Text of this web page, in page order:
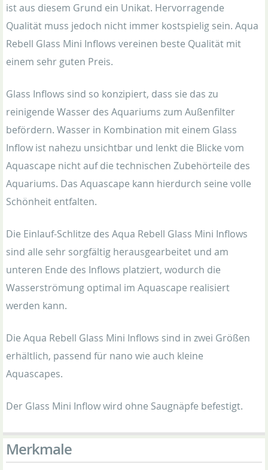
ist aus diesem Grund ein Unikat. Hervorragende
Qualität muss jedoch nicht immer kostspielig sein. Aqua
Rebell Glass Mini Inflows vereinen beste Qualität mit
einem sehr guten Preis.
Glass Inflows sind so konzipiert, dass sie das zu
reinigende Wasser des Aquariums zum Außenfilter
befördern. Wasser in Kombination mit einem Glass
Inflow ist nahezu unsichtbar und lenkt die Blicke vom
Aquascape nicht auf die technischen Zubehörteile des
Aquariums. Das Aquascape kann hierdurch seine volle
Schönheit entfalten.
Die Einlauf-Schlitze des Aqua Rebell Glass Mini Inflows
sind alle sehr sorgfältig herausgearbeitet und am
unteren Ende des Inflows platziert, wodurch die
Wasserströmung optimal im Aquascape realisiert
werden kann.
Die Aqua Rebell Glass Mini Inflows sind in zwei Größen
erhältlich, passend für nano wie auch kleine
Aquascapes.
Der Glass Mini Inflow wird ohne Saugnäpfe befestigt.
Merkmale